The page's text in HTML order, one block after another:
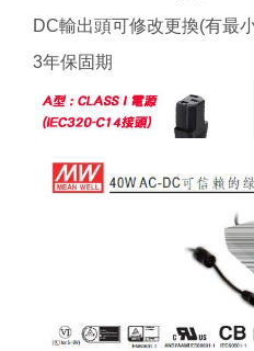
DC輸出頭可修改更換(有最
3年保固期